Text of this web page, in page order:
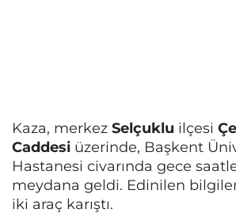
Kaza, merkez Selçuklu ilçesi
Caddesi üzerinde, Başkent
Hastanesi civarında gece
meydana geldi. Edinilen
iki araç karıştı.